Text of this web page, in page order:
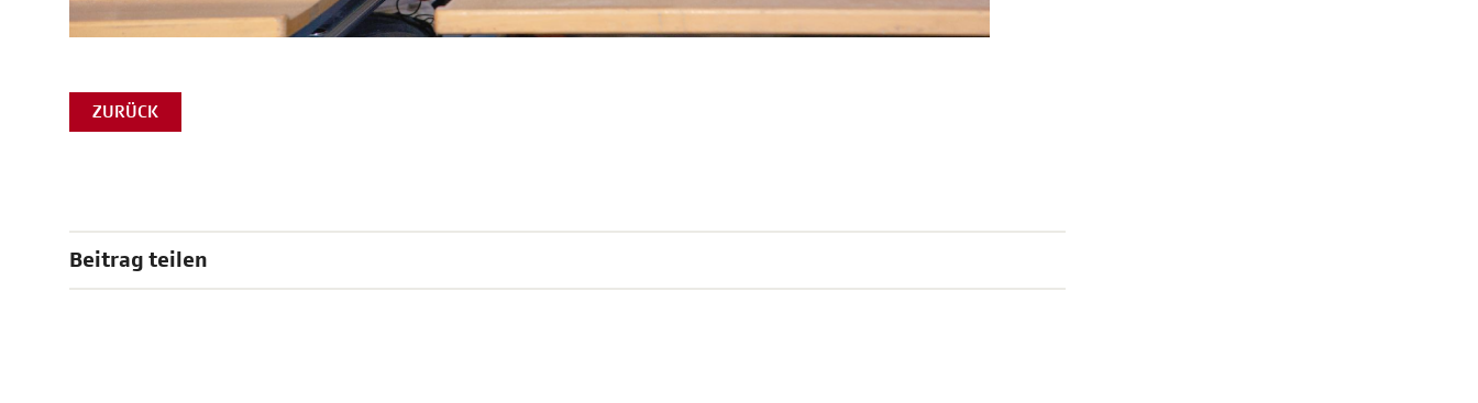
ZURÜCK
Beitrag teilen